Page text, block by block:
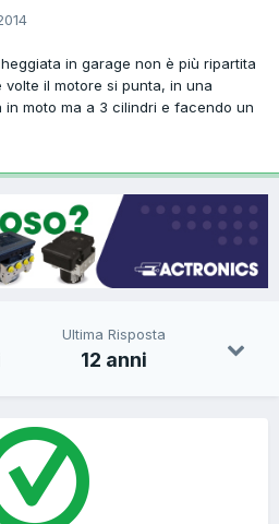
in garage non è più ripartita
il motore si punta, in una
moto ma a 3 cilindri e facendo un
Ultima Risposta
12 anni